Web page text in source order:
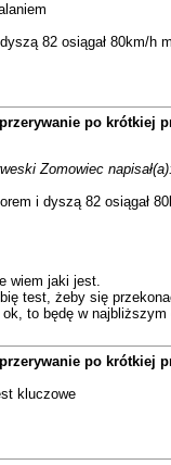
82 osiągał 80km/h
po krótkiej
Zomowiec napisał(a):
i dyszą 82 osiągał
wiem jaki jest.
test, żeby się
to będę w
po krótkiej
kluczowe